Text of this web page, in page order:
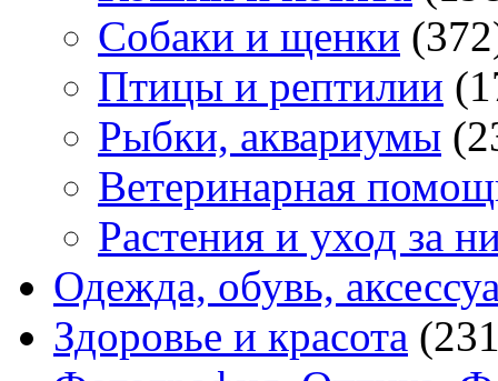
Собаки и щенки
Птицы и рептилии
Рыбки, аквариумы
Ветеринарная
Растения и уход за
Одежда, обувь,
Здоровье и красота